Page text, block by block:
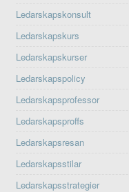
Ledarskapskonsult
Ledarskapskurs
Ledarskapskurser
Ledarskapspolicy
Ledarskapsprofessor
Ledarskapsproffs
Ledarskapsresan
Ledarskapsstilar
Ledarskapsstrategier